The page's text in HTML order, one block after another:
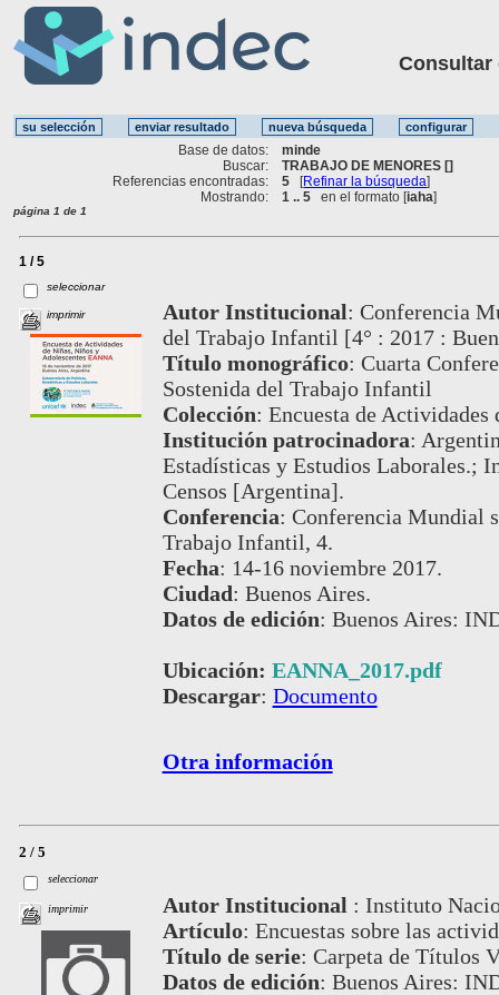
Consultar
Base de datos:
minde
Buscar:
TRABAJO DE MENORES []
Referencias encontradas:
5 [Refinar la búsqueda]
Mostrando:
1 .. 5 en el formato [iaha]
página 1 de 1
1 / 5
seleccionar
imprimir Autor Institucional: Conferencia
del Trabajo Infantil [4° : 2017 :
Título monográfico: Cuarta
Sostenida del Trabajo Infantil
Colección: Encuesta de Actividades
Institución patrocinadora:
Estadísticas y Estudios Laborales.;
Censos [Argentina].
Conferencia: Conferencia Mundial
Trabajo Infantil, 4.
Fecha: 14-16 noviembre 2017.
Ciudad: Buenos Aires.
Datos de edición: Buenos Aires:
Ubicación: EANNA_2017.pdf
Descargar: Documento
Otra información
2 / 5
seleccionar
imprimir Autor Institucional : Instituto
Artículo: Encuestas sobre las
Título de serie: Carpeta de Títulos
Datos de edición: Buenos Aires: